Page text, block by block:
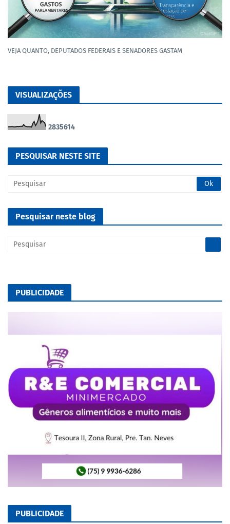
VEJA QUANTO, DEPUTADOS FEDERAIS E SENADORES GASTAM
VISUALIZAÇÕES
2835614
PESQUISAR NESTE SITE
Pesquisar neste blog
PUBLICIDADE
PUBLICIDADE